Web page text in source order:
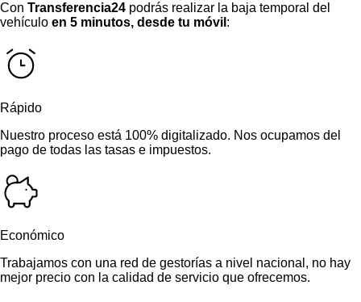
Con Transferencia24 podrás realizar la baja temporal del
vehículo en 5 minutos, desde tu móvil :
Rápido
Nuestro proceso está 100% digitalizado. Nos ocupamos del
pago de todas las tasas e impuestos.
Económico
Trabajamos con una red de gestorías a nivel nacional, no hay
mejor precio con la calidad de servicio que ofrecemos.